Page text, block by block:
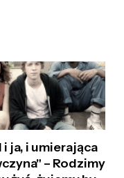
i ja, i umierająca
– Rodzimy